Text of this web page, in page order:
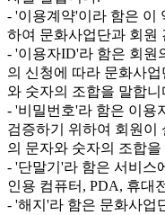
- '이용계약'이라 함은 이
하여 문화사업단과 회원
- '이용자ID'라 함은 회원
의 신청에 따라 문화사
와 숫자의 조합을 말합니
- '비밀번호'라 함은 이용
검증하기 위하여 회원이
의 문자와 숫자의 조합을
- '단말기'라 함은 서비스
인용 컴퓨터, PDA, 휴대
- '해지'라 함은 문화사업